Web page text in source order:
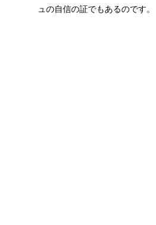
ュの自信の証でもあるのです。